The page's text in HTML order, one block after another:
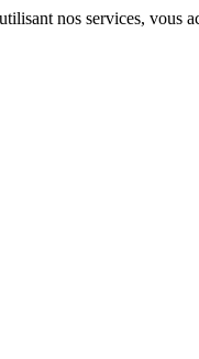
nos services, vous